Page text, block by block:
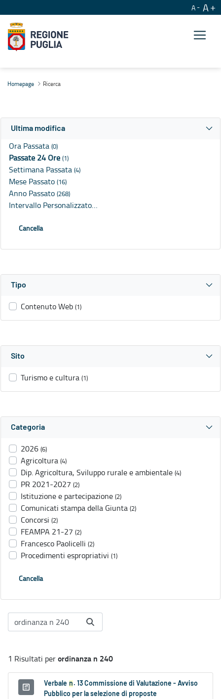
A A
Homepage Ricerca
Ultima modifica
Ora Passata (0)
Passate 24 Ore (1)
Settimana Passata (4)
Mese Passato (16)
Anno Passato (268)
Intervallo Personalizzato…
Cancella
Tipo
Contenuto Web (1)
Sito
Turismo e cultura (1)
Categoria
2026 (6)
Agricoltura (4)
Dip. Agricoltura, Sviluppo rurale e ambientale (4)
PR 2021-2027 (2)
Istituzione e partecipazione (2)
Comunicati stampa della Giunta (2)
Concorsi (2)
FEAMPA 21-27 (2)
Francesco Paolicelli (2)
Procedimenti espropriativi (1)
Cancella
1 Risultati perordinanza n 240
Verbale n . 13 Commissione di Valutazione - Avviso
Pubblico per la selezione di proposte